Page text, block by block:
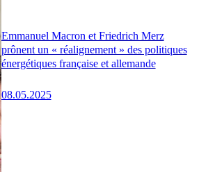
Emmanuel Macron et Friedrich Merz
prônent un « réalignement » des politiques
énergétiques française et allemande
08.05.2025